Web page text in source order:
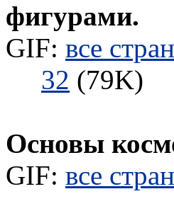
фигурами.
GIF: все
32 (79K)
Основы
GIF: все